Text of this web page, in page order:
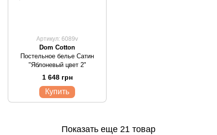
Артикул: 6089v
Dom Cotton
Постельное белье Сатин
"Яблоневый цвет 2"
1 648 грн
Купить
Показать еще 21 товар